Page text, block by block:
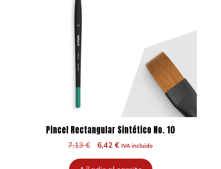
Pincel Rectangular Sintético No. 10
7,13€
El
original
6,42 €El
actual
IVA incluido